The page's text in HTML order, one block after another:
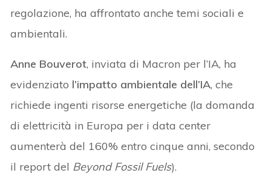
regolazione, ha affrontato anche temi sociali e
ambientali.
Anne Bouverot, inviata di Macron per l’IA, ha
evidenziato l’impatto ambientale dell’IA, che
richiede ingenti risorse energetiche (la domanda
di elettricità in Europa per i data center
aumenterà del 160% entro cinque anni, secondo
il report del Beyond Fossil Fuels).